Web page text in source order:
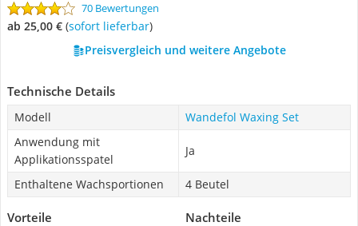
70 Bewertungen
ab 25,00 € ( Sofort lieferbar)
Preisvergleich und weitere Angebote
Technische Details
Modell
Wandefol Waxing Set
Anwendung mit
Applikationsspatel
Ja
Enthaltene Wachsportionen 4 Beutel
Vorteile Nachteile